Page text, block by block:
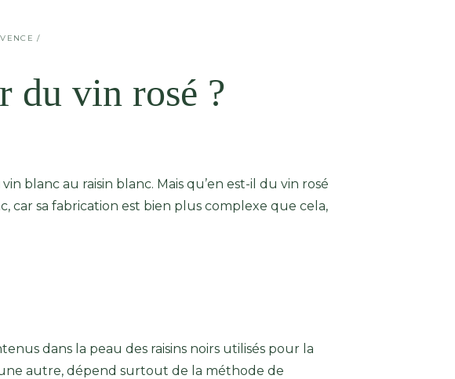
/
du vin rosé ?
blanc au raisin blanc. Mais qu’en est-il du vin rosé
car sa fabrication est bien plus complexe que cela,
dans la peau des raisins noirs utilisés pour la
autre, dépend surtout de la méthode de